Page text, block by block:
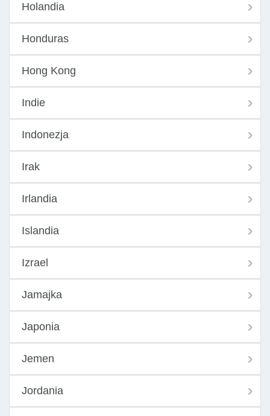
Holandia
Honduras
Hong Kong
Indie
Indonezja
Irak
Irlandia
Islandia
Izrael
Jamajka
Japonia
Jemen
Jordania